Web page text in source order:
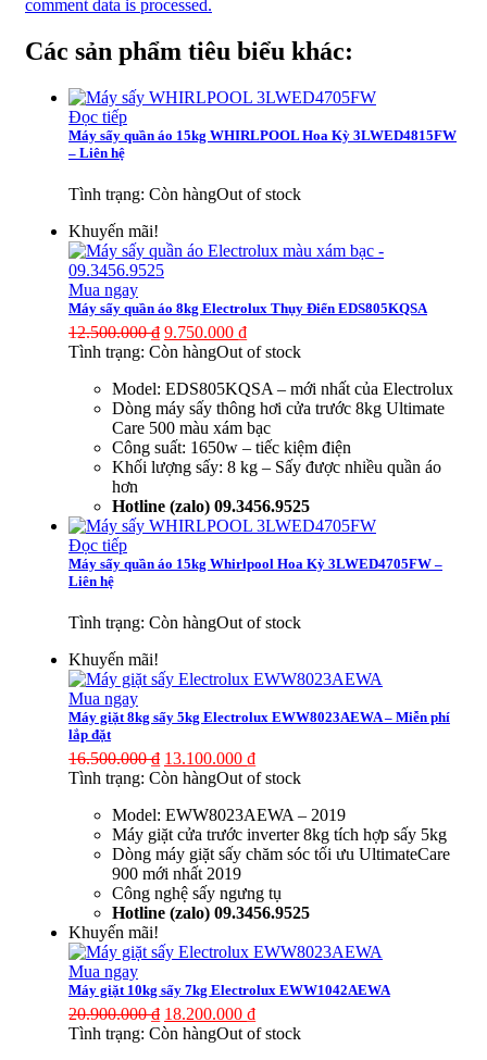
comment data is processed.
Các sản phẩm tiêu biểu khác:
Đọc tiếp
Máy sấy quần áo 15kg WHIRLPOOL Hoa Kỳ 3LWED4815FW
– Liên hệ
Tình trạng: Còn hàngOut of stock
Khuyến mãi!
Mua ngay
Máy sấy quần áo 8kg Electrolux Thụy Điển EDS805KQSA
12.500.000₫ 9.750.000 ₫
Tình trạng: Còn hàngOut of stock
Model: EDS805KQSA – mới nhất của Electrolux
Dòng máy sấy thông hơi cửa trước 8kg Ultimate
Care 500 màu xám bạc
Công suất: 1650w – tiếc kiệm điện
Khối lượng sấy: 8 kg – Sấy được nhiều quần áo
hơn
Hotline (zalo) 09.3456.9525
Đọc tiếp
Máy sấy quần áo 15kg Whirlpool Hoa Kỳ 3LWED4705FW –
Liên hệ
Tình trạng: Còn hàngOut of stock
Khuyến mãi!
Mua ngay
Máy giặt 8kg sấy 5kg Electrolux EWW8023AEWA – Miễn phí
lắp đặt
16.500.000₫ 13.100.000 ₫
Tình trạng: Còn hàngOut of stock
Model: EWW8023AEWA – 2019
Máy giặt cửa trước inverter 8kg tích hợp sấy 5kg
Dòng máy giặt sấy chăm sóc tối ưu UltimateCare
900 mới nhất 2019
Công nghệ sấy ngưng tụ
Hotline (zalo) 09.3456.9525
Khuyến mãi!
Mua ngay
Máy giặt 10kg sấy 7kg Electrolux EWW1042AEWA
20.900.000₫ 18.200.000 ₫
Tình trạng: Còn hàngOut of stock